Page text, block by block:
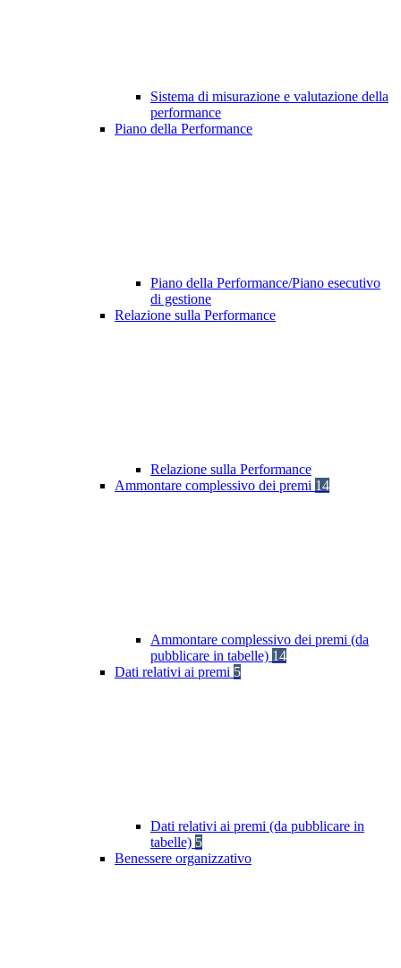
Sistema di misurazione e valutazione della
performance
Piano della Performance
Piano della Performance/Piano esecutivo
di gestione
Relazione sulla Performance
Relazione sulla Performance
Ammontare complessivo dei premi 14
Ammontare complessivo dei premi (da
pubblicare in tabelle) 14
Dati relativi ai premi 5
Dati relativi ai premi (da pubblicare in
tabelle) 5
Benessere organizzativo